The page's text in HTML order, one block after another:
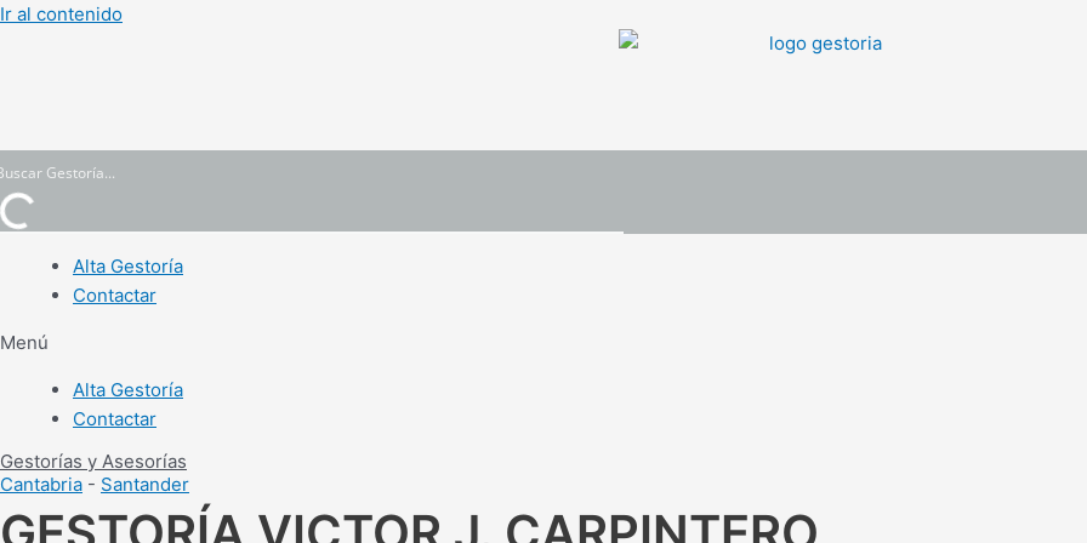
Ir al contenido
Alta Gestoría
Contactar
Menú
Alta Gestoría
Contactar
Gestorías y Asesorías
Cantabria - Santander